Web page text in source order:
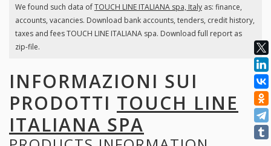
We found such data ofTOUCH LINE ITALIANA spa, Italyas: finance,
accounts, vacancies. Download bank accounts, tenders, credit history,
taxes and fees TOUCH LINE ITALIANA spa. Download full report as
zip-file.
INFORMAZIONI SUI
PRODOTTI TOUCH LINE
ITALIANA SPA